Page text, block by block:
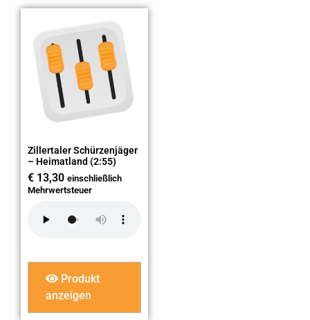
Zillertaler Schürzenjäger
– Heimatland (2:55)
€ 13,30 einschließlich
Mehrwertsteuer
Produkt
anzeigen